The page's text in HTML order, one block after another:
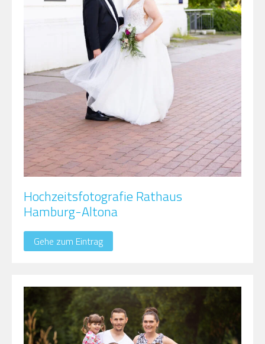
Hochzeitsfotografie Rathaus
Hamburg-Altona
Gehe zum Eintrag